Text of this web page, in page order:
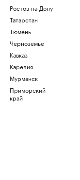
Ростов-на-Дону
Татарстан
Тюмень
Черноземье
Кавказ
Карелия
Мурманск
Приморский
край